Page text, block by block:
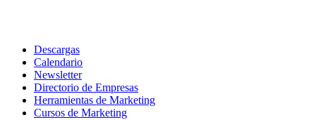
Descargas
Calendario
Newsletter
Directorio de Empresas
Herramientas de Marketing
Cursos de Marketing